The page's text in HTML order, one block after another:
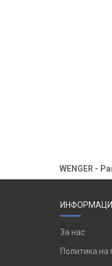
WENGER -
За нас
Политика на